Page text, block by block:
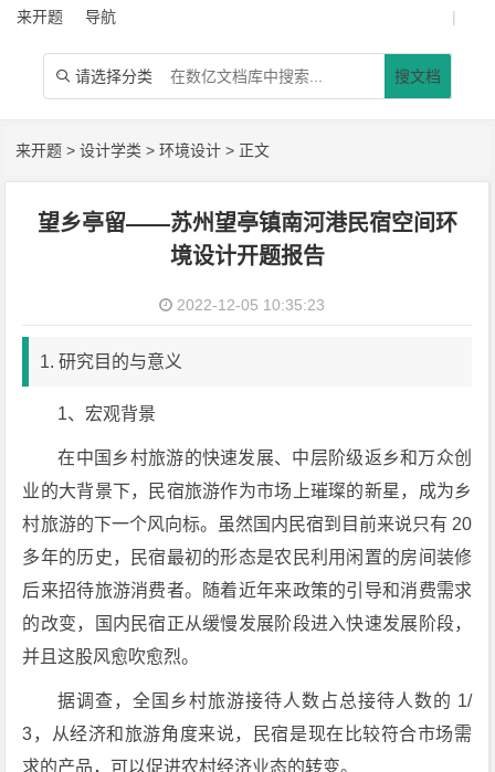
来开题 导航 |
 请选择分类 搜文档
来开题 >设计学类 >环境设计 > 正文
望乡亭留——苏州望亭镇南河港民宿空间环
境设计开题报告
2022-12-05 10:35:23
1. 研究目的与意义
1、宏观背景
在中国乡村旅游的快速发展、中层阶级返乡和万众创
业的大背景下，民宿旅游作为市场上璀璨的新星，成为乡
村旅游的下一个风向标。虽然国内民宿到目前来说只有 20
多年的历史，民宿最初的形态是农民利用闲置的房间装修
后来招待旅游消费者。随着近年来政策的引导和消费需求
的改变，国内民宿正从缓慢发展阶段进入快速发展阶段，
并且这股风愈吹愈烈。
据调查，全国乡村旅游接待人数占总接待人数的 1/
3，从经济和旅游角度来说，民宿是现在比较符合市场需
求的产品，可以促进农村经济业态的转变。